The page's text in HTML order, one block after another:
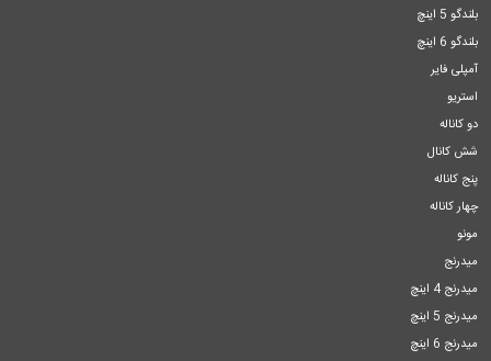
بلندگو 5 اینچ
بلندگو 6 اینچ
آمپلی فایر
استریو
دو کاناله
شش کانال
پنج کاناله
چهار کاناله
مونو
میدرنج
میدرنج 4 اینچ
میدرنج 5 اینچ
میدرنج 6 اینچ